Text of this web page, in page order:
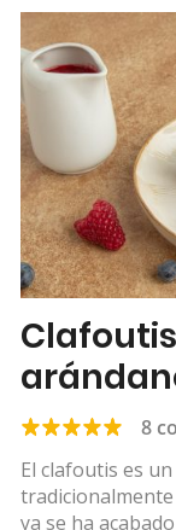
8
El clafoutis es
ya se ha